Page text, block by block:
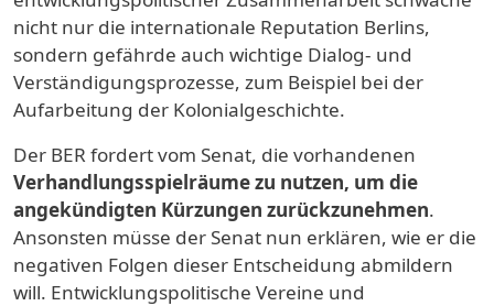
nicht nur die internationale Reputation Berlins,
sondern gefährde auch wichtige Dialog- und
Verständigungsprozesse, zum Beispiel bei der
Aufarbeitung der Kolonialgeschichte.
Der BER fordert vom Senat, die vorhandenen
Verhandlungsspielräume zu nutzen, um die
angekündigten Kürzungen zurückzunehmen.
Ansonsten müsse der Senat nun erklären, wie er die
negativen Folgen dieser Entscheidung abmildern
will. Entwicklungspolitische Vereine und